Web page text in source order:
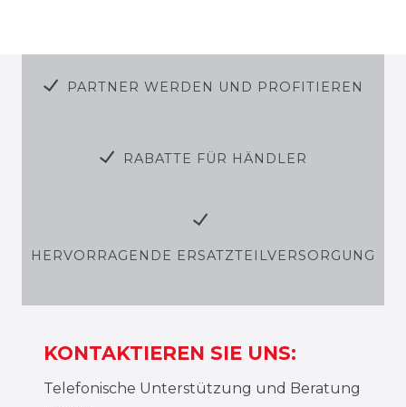
PARTNER WERDEN UND PROFITIEREN
RABATTE FÜR HÄNDLER
HERVORRAGENDE ERSATZTEILVERSORGUNG
KONTAKTIEREN SIE UNS:
Telefonische Unterstützung und Beratung